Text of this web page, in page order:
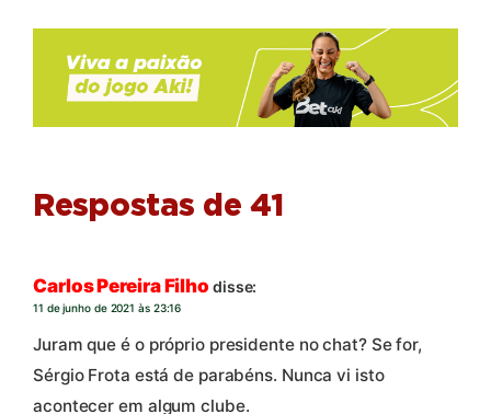
Respostas de 41
Carlos Pereira Filho disse:
11 de junho de 2021 às 23:16
Juram que é o próprio presidente no chat? Se for,
Sérgio Frota está de parabéns. Nunca vi isto
acontecer em algum clube.